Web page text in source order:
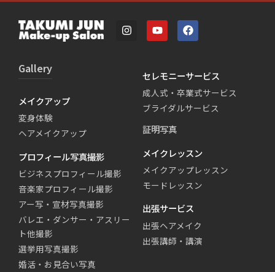
Gallery
メイクアップ
変身体験
ヘアメイクアップ
プロフィール写真撮影
ビジネスプロフィール撮影
音楽家プロフィール撮影
アー写・宣材写真撮影
バレエ・ダンサー・アスリー
ト他撮影
選挙用写真撮影
婚活・お見合い写真
セレモニーサービス
成人式・卒業式サービス
ブライダルサービス
証明写真
メイクレッスン
メイクアップレッスン
モードレッスン
出張サービス
出張ヘアメイク
出張講師・講演